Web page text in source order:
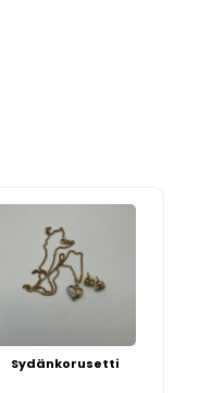
Sydänkorusetti